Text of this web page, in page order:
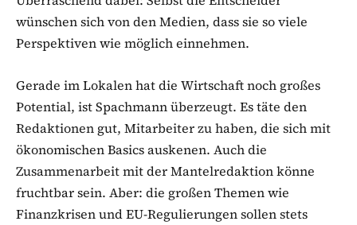
wünschen sich von den Medien, dass sie so viele
Perspektiven wie möglich einnehmen.
Gerade im Lokalen hat die Wirtschaft noch großes
Potential, ist Spachmann überzeugt. Es täte den
Redaktionen gut, Mitarbeiter zu haben, die sich mit
ökonomischen Basics auskenen. Auch die
Zusammenarbeit mit der Mantelredaktion könne
fruchtbar sein. Aber: die großen Themen wie
Finanzkrisen und EU-Regulierungen sollen stets